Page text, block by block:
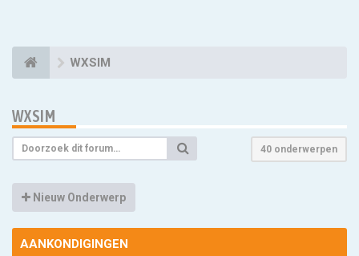
WXSIM
WXSIM
40 onderwerpen
Nieuw Onderwerp
AANKONDIGINGEN